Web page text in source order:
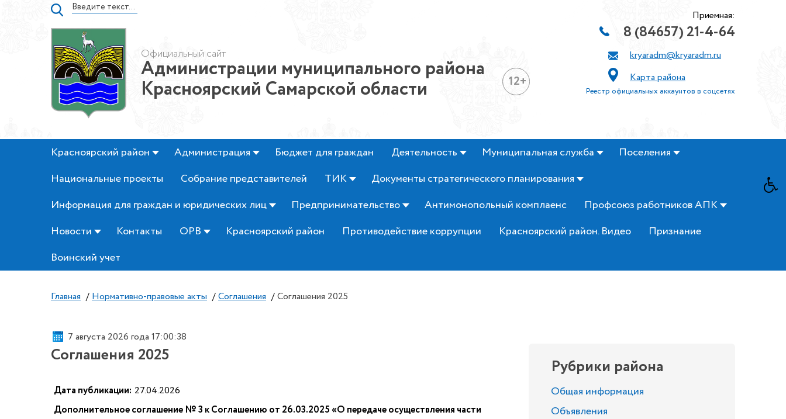
Официальный сайт
Администрации муниципального района
Красноярский Самарской области 12+
Приемная:
8 (84657) 21-4-64
kryaradm@kryaradm.ru
Карта района
Реестр официальных аккаунтов в соцсетях
Красноярский район Администрация Бюджет для граждан Деятельность Муниципальная служба
Поселения
Национальные проекты
Собрание представителей ТИК
Документы стратегического планирования
Информация для граждан и юридических лиц
Предпринимательство Антимонопольный комплаенс
Профсоюз работников АПК
Новости
Контакты ОРВ Красноярский район Противодействие коррупции Красноярский район. Видео
Признание
Воинский учет
Главная / Нормативно-правовые акты / Соглашения / Соглашения 2025
7 августа 2026 года 17:00:39
Соглашения 2025
Дата публикации: 27.04.2026
Дополнительное соглашение № 3 к Соглашению от 26.03.2025 «О передаче осуществления части
Рубрики района
Общая информация
Объявления